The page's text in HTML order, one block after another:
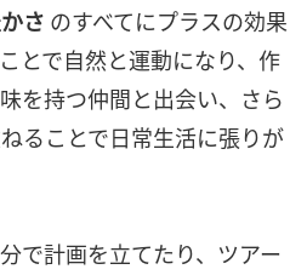
さ のすべてにプラスの効果
とで自然と運動になり、作
を持つ仲間と出会い、さら
ることで日常生活に張りが
で計画を立てたり、ツアー